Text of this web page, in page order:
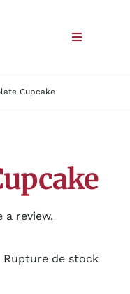
Toggle
Cupcake
a review.
Rupture de stock